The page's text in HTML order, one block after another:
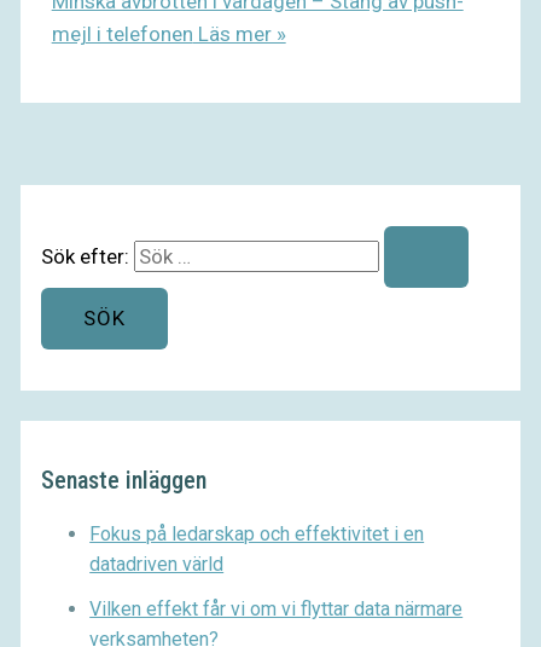
mejl i telefonen Läs mer »
Sök efter:
Senaste inläggen
Fokus på ledarskap och effektivitet i en
datadriven värld
Vilken effekt får vi om vi flyttar data närmare
verksamheten?